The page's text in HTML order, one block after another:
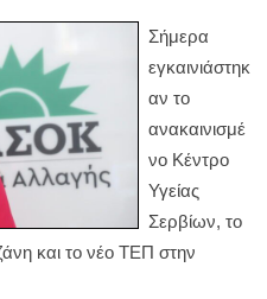
Σήμερα
εγκαινιάστηκ
αν το
ανακαινισμέ
νο Κέντρο
Υγείας
Σερβίων, το
και το νέο ΤΕΠ στην